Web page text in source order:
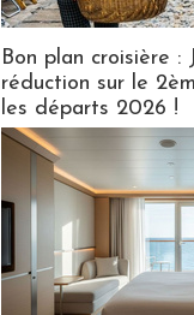
Bon plan croisière :
réduction sur le
les départs 2026 !